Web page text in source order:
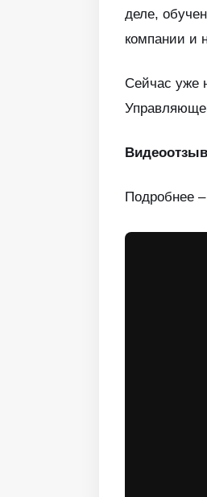
деле,
компании и
Сейчас уже
Подробнее –